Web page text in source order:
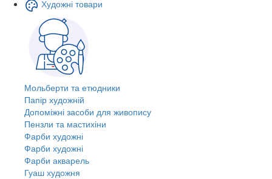
Художні товари
Мольберти та етюдники
Папір художній
Допоміжні засоби для живопису
Пензли та мастихіни
Фарби художні
Фарби художні
Фарби акварель
Гуаш художня